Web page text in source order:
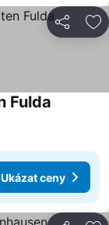
Sdílet
Fulda
Ukázat ceny